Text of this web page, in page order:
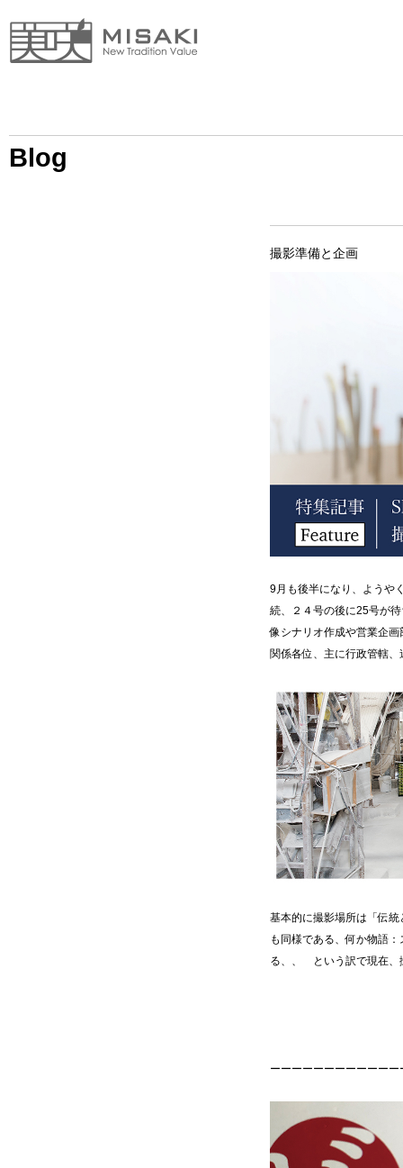
Blog
撮影準備と企画
9月も後半になり、ようや
続、２４号の後に25号が
像シナリオ作成や営業企
関係各位、主に行政管
基本的に撮影場所は「伝
も同様である、何か物語
る、、 という訳で現在
ーーーーーーーーーーー